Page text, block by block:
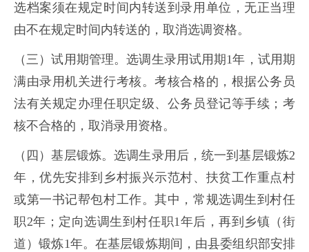
选档案须在规定时间内转送到录用单位，无正当理
由不在规定时间内转送的，取消选调资格。
（三）试用期管理。选调生录用试用期1年，试用期
满由录用机关进行考核。考核合格的，根据公务员
法有关规定办理任职定级、公务员登记等手续；考
核不合格的，取消录用资格。
（四）基层锻炼。选调生录用后，统一到基层锻炼2
年，优先安排到乡村振兴示范村、扶贫工作重点村
或第一书记帮包村工作。其中，常规选调生到村任
职2年；定向选调生到村任职1年后，再到乡镇（街
道）锻炼1年。在基层锻炼期间，由县委组织部安排